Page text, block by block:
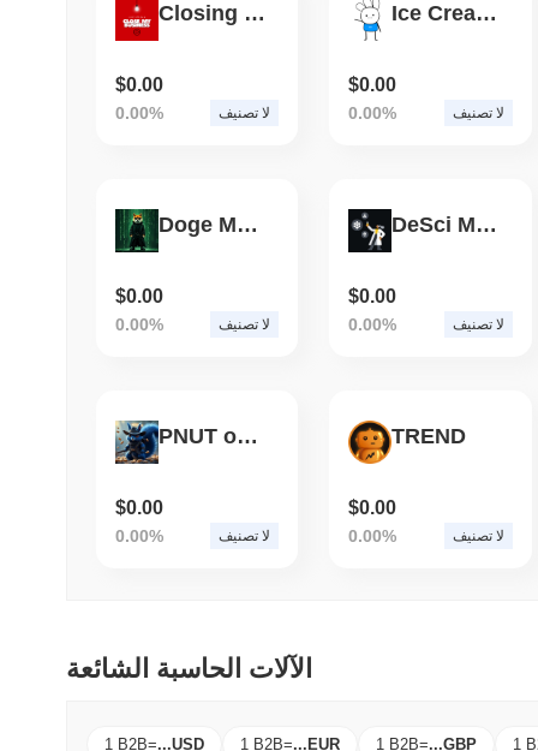
Closing my business if we reach $50M mc live on stream!
$0.00
0.00% لا تصنيف
Ice Cream Sandwich
$0.00
0.00% لا تصنيف
Doge Matrix
$0.00
0.00% لا تصنيف
DeSci Meme
$0.00
0.00% لا تصنيف
PNUT on Base
$0.00
0.00% لا تصنيف
TREND
$0.00
0.00% لا تصنيف
الآلات الحاسبة الشائعة
1 B2B=...USD 1 B2B=...EUR 1 B2B=...GBP 1